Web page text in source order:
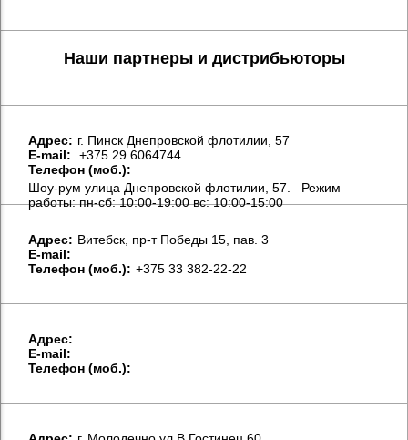
Наши партнеры и дистрибьюторы
Aдрес: г. Пинск Днепровской флотилии, 57
E-mail:
+375 29 6064744
Телефон (моб.):
Шоу-рум улица Днепровской флотилии, 57. Режим
работы: пн-сб: 10:00-19:00 вс: 10:00-15:00
Aдрес: Витебск, пр-т Победы 15, пав. 3
E-mail:
Телефон (моб.): +375 33 382-22-22
Aдрес:
E-mail:
Телефон (моб.):